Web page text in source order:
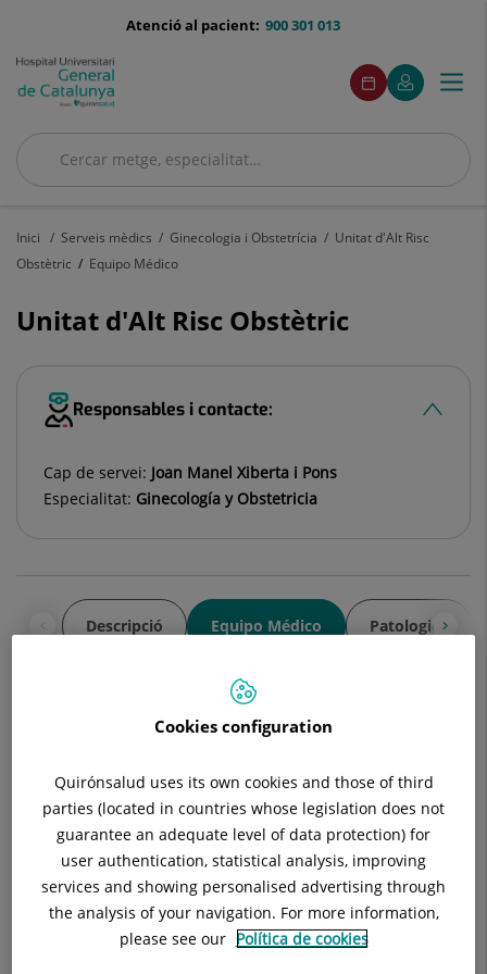
menu-
900 301 013
Atenció al pacient:
Cercar
Cercar
menuAcceso
Demaneu
cita
Aquest
enllaç
s'obrirà
una
El
meu
Aquest
enllaç
s'obrirà
una
finestra
Menú
Inici Serveis mèdics Ginecologia i Obstetrícia
Unitat d'Alt Risc
Obstètric
Equipo Médico
Unitat d'Alt Risc Obstètric
Responsables i contacte:
Cap de servei: Joan Manel Xiberta i Pons
Especialitat: Ginecología y Obstetricia
Descripció Equipo Médico Patologies
Responsable Unidad de Alto Riesgo
Joan Manel Xiberta Pons
FACULTATIVO ESPECIALISTA GINECOLOGÍA Y
OBSTETRICÍA
Ginecología y Obstetricia
Cookies configuration
Quirónsalud uses its own cookies and those of third
parties (located in countries whose legislation does not
guarantee an adequate level of data protection) for
user authentication, statistical analysis, improving
services and showing personalised advertising through
the analysis of your navigation. For more information,
please see our Política de cookies